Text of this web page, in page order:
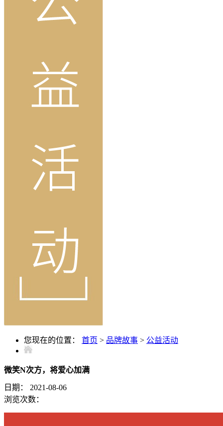
您现在的位置： 首页 > 品牌故事 > 公益活动
微笑N次方，将爱心加满
日期：
2021-08-06
浏览次数：